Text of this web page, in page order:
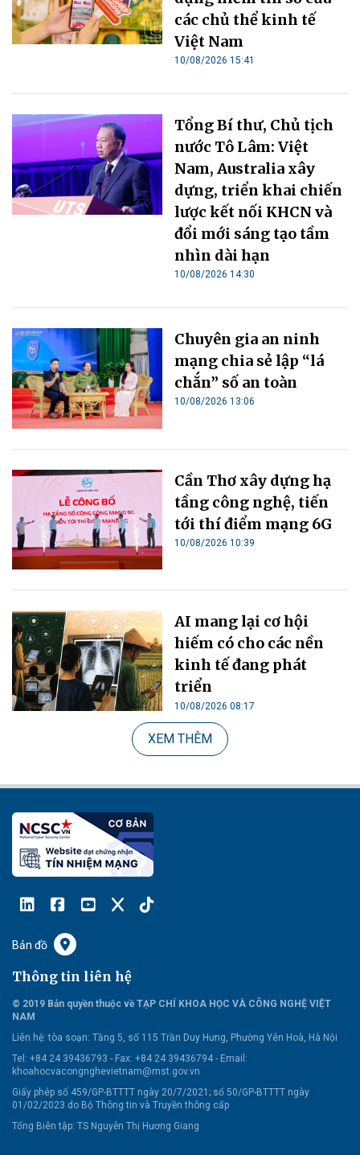
các chủ thể kinh tế
Việt Nam
10/08/2026 15:41
Tổng Bí thư, Chủ tịch
nước Tô Lâm: Việt
Nam, Australia xây
dựng, triển khai chiến
lược kết nối KHCN và
đổi mới sáng tạo tầm
nhìn dài hạn
10/08/2026 14:30
Chuyên gia an ninh
mạng chia sẻ lập “lá
chắn” số an toàn
10/08/2026 13:06
Cần Thơ xây dựng hạ
tầng công nghệ, tiến
tới thí điểm mạng 6G
10/08/2026 10:39
AI mang lại cơ hội
hiếm có cho các nền
kinh tế đang phát
triển
10/08/2026 08:17
XEM THÊM
Bản đồ
Thông tin liên hệ
© 2019 Bản quyền thuộc về TẠP CHÍ KHOA HỌC VÀ CÔNG NGHỆ VIỆT
NAM
Liên hệ: tòa soạn: Tầng 5, số 115 Trần Duy Hưng, Phường Yên Hoà, Hà Nội
Tel: +84 24 39436793 - Fax: +84 24 39436794 - Email:
khoahocvacongnghevietnam@mst.gov.vn
Giấy phép số 459/GP-BTTTT ngày 20/7/2021; số 50/GP-BTTTT ngày
01/02/2023 do Bộ Thông tin và Truyền thông cấp
Tổng Biên tập: TS Nguyễn Thị Hương Giang